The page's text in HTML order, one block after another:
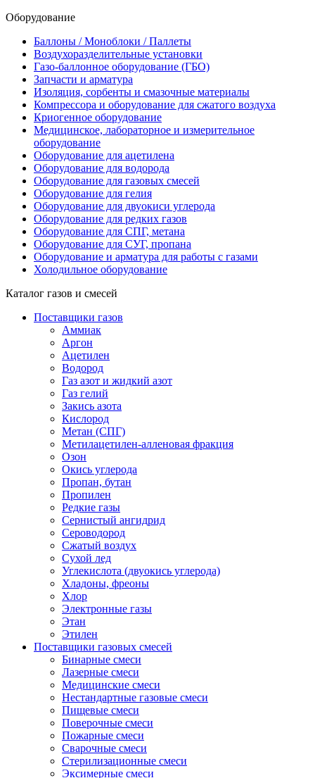
Оборудование
Баллоны / Моноблоки / Паллеты
Воздухоразделительные установки
Газо-баллонное оборудование (ГБО)
Запчасти и арматура
Изоляция, сорбенты и смазочные материалы
Компрессора и оборудование для сжатого воздуха
Криогенное оборудование
Медицинское, лабораторное и измерительное
оборудование
Оборудование для ацетилена
Оборудование для водорода
Оборудование для газовых смесей
Оборудование для гелия
Оборудование для двуокиси углерода
Оборудование для редких газов
Оборудование для СПГ, метана
Оборудование для СУГ, пропана
Оборудование и арматура для работы с газами
Холодильное оборудование
Каталог газов и смесей
Поставщики газов
Аммиак
Аргон
Ацетилен
Водород
Газ азот и жидкий азот
Газ гелий
Закись азота
Кислород
Метан (СПГ)
Метилацетилен-алленовая фракция
Озон
Окись углерода
Пропан, бутан
Пропилен
Редкие газы
Сернистый ангидрид
Сероводород
Сжатый воздух
Сухой лед
Углекислота (двуокись углерода)
Хладоны, фреоны
Хлор
Электронные газы
Этан
Этилен
Поставщики газовых смесей
Бинарные смеси
Лазерные смеси
Медицинские смеси
Нестандартные газовые смеси
Пищевые смеси
Поверочные смеси
Пожарные смеси
Сварочные смеси
Стерилизационные смеси
Эксимерные смеси